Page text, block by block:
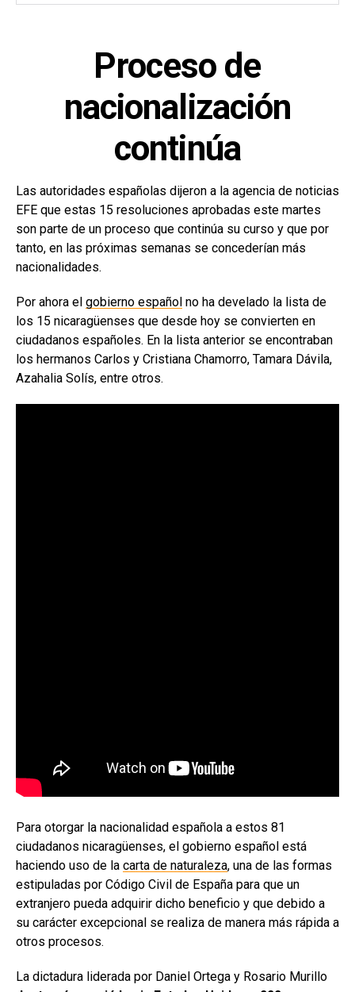
Proceso de
nacionalización
continúa
Las autoridades españolas dijeron a la agencia de noticias
EFE que estas 15 resoluciones aprobadas este martes
son parte de un proceso que continúa su curso y que por
tanto, en las próximas semanas se concederían más
nacionalidades.
Por ahora el gobierno español no ha develado la lista de
los 15 nicaragüenses que desde hoy se convierten en
ciudadanos españoles. En la lista anterior se encontraban
los hermanos Carlos y Cristiana Chamorro, Tamara Dávila,
Azahalia Solís, entre otros.
Para otorgar la nacionalidad española a estos 81
ciudadanos nicaragüenses, el gobierno español está
haciendo uso de la carta de naturaleza, una de las formas
estipuladas por Código Civil de España para que un
extranjero pueda adquirir dicho beneficio y que debido a
su carácter excepcional se realiza de manera más rápida a
otros procesos.
La dictadura liderada por Daniel Ortega y Rosario Murillo